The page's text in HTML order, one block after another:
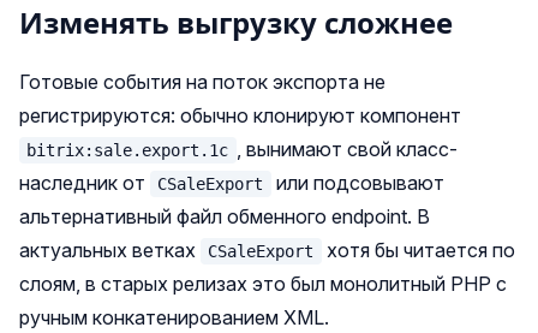
Изменять выгрузку сложнее
Готовые события на поток экспорта не
регистрируются: обычно клонируют компонент
bitrix:sale.export.1c , вынимают свой класс-
наследник от
CSaleExport
или подсовывают
альтернативный файл обменного endpoint. В
актуальных ветках
CSaleExport
хотя бы читается по
слоям, в старых релизах это был монолитный PHP с
ручным конкатенированием XML.